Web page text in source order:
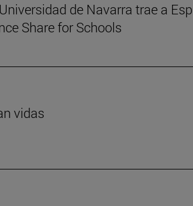
de Navarra trae a
Share for Schools
vidas